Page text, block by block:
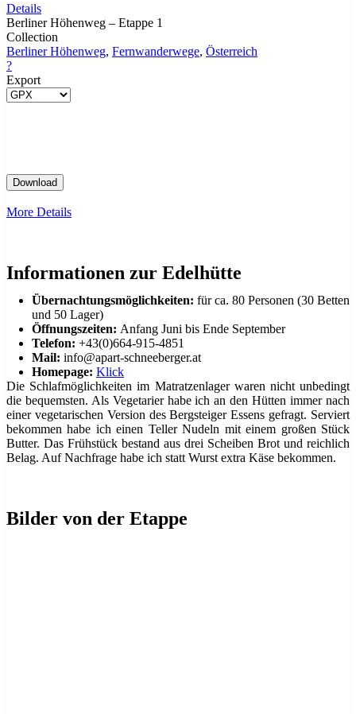
Details
Berliner Höhenweg – Etappe 1
Collection
Berliner Höhenweg, Fernwanderwege, Österreich
?
Export
More Details
Informationen zur Edelhütte
Übernachtungsmöglichkeiten: für ca. 80 Personen (30 Betten
und 50 Lager)
Öffnungszeiten: Anfang Juni bis Ende September
Telefon: +43(0)664-915-4851
Mail: info@apart-schneeberger.at
Homepage: Klick
Die Schlafmöglichkeiten im Matratzenlager waren nicht unbedingt
die bequemsten. Als Vegetarier habe ich an den Hütten immer nach
einer vegetarischen Version des Bergsteiger Essens gefragt. Serviert
bekommen habe ich einen Teller Nudeln mit einem großen Stück
Butter. Das Frühstück bestand aus drei Scheiben Brot und reichlich
Belag. Auf Nachfrage habe ich statt Wurst extra Käse bekommen.
Bilder von der Etappe